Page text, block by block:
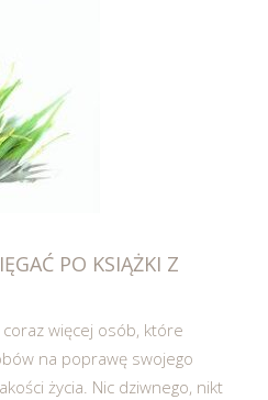
PO KSIĄŻKI Z
więcej osób, które
na poprawę swojego
życia. Nic dziwnego, nikt